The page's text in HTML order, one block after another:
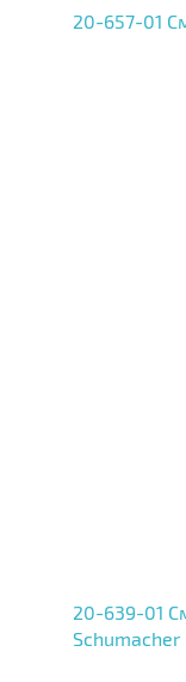
20-657-01
20-639-01
Schumacher